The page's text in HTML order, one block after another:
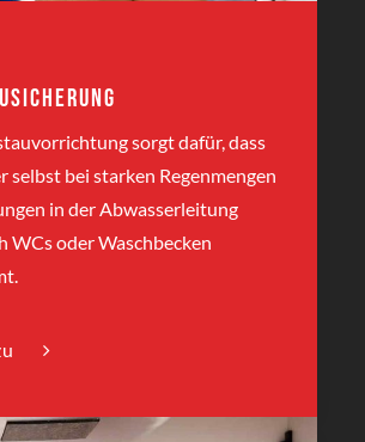
sorgt dafür, dass
selbst bei starken Regenmengen
in der Abwasserleitung
WCs oder Waschbecken